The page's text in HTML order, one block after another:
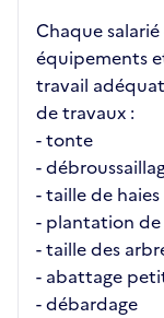
Chaque
équipements
travail
de travaux :
- tonte
-
- taille de haies
- plantation de
- taille des
- abattage
- débardage